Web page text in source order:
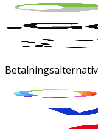
Betalningsalternativ